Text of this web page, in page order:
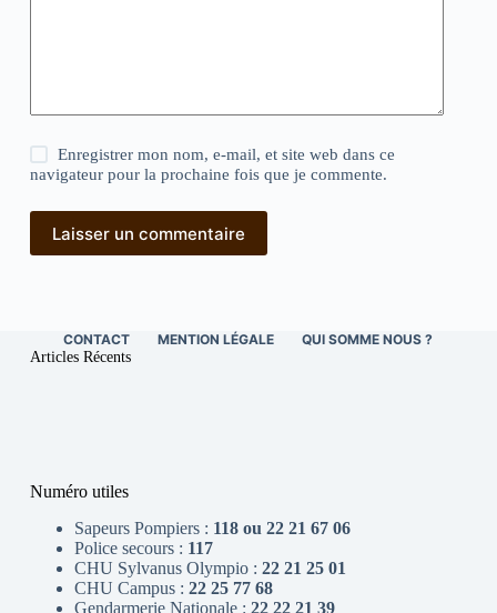
Enregistrer mon nom, e-mail, et site web dans ce
navigateur pour la prochaine fois que je commente.
Laisser un commentaire
CONTACT MENTION LÉGALE QUI SOMME NOUS ?
Articles Récents
Numéro utiles
Sapeurs Pompiers : 118 ou 22 21 67 06
Police secours : 117
CHU Sylvanus Olympio : 22 21 25 01
CHU Campus : 22 25 77 68
Gendarmerie Nationale : 22 22 21 39